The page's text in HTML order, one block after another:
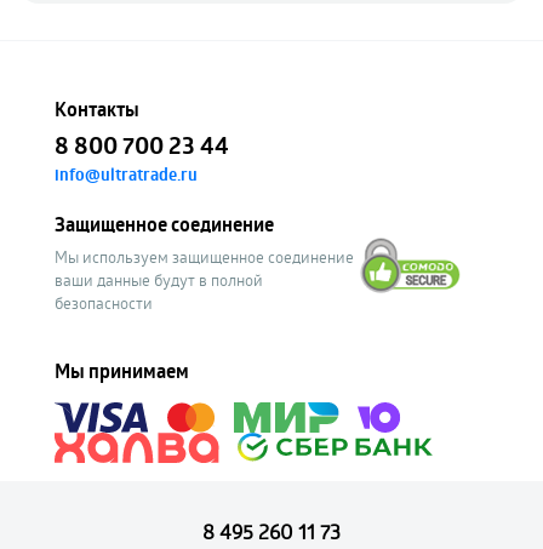
Контакты
8 800 700 23 44
info@ultratrade.ru
Защищенное соединение
Мы используем защищенное соединение
ваши данные будут в полной
безопасности
Мы принимаем
8 495 260 11 73